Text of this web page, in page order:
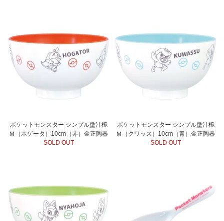
ポケットモンスター シンプル塗汁椀
Ｍ（ホゲータ）10cm（赤）金正陶器
SOLD OUT
ポケットモンスター シンプル塗汁椀
Ｍ（クワッス）10cm（青）金正陶器
SOLD OUT